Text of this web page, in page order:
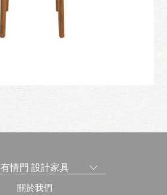
有情門 設計家具
關於我們